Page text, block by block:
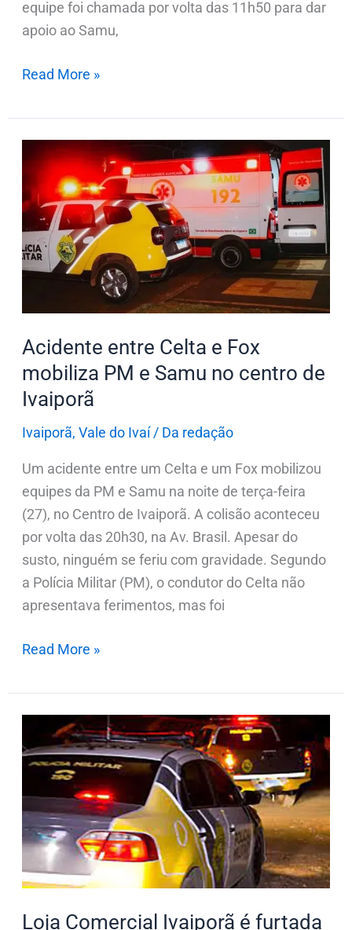
equipe foi chamada por volta das 11h50 para dar
apoio ao Samu,
Read More »
Acidente entre Celta e Fox
mobiliza PM e Samu no centro de
Ivaiporã
Ivaiporã, Vale do Ivaí/ Da redação
Um acidente entre um Celta e um Fox mobilizou
equipes da PM e Samu na noite de terça-feira
(27), no Centro de Ivaiporã. A colisão aconteceu
por volta das 20h30, na Av. Brasil. Apesar do
susto, ninguém se feriu com gravidade. Segundo
a Polícia Militar (PM), o condutor do Celta não
apresentava ferimentos, mas foi
Acidente
entre
Celta
e
Fox
mobiliza
e
no
centro
de
Ivaiporã
Read More »
Loja Comercial Ivaiporã é furtada
Comercial
Ivaiporã
é
furtada
durante
madrugada